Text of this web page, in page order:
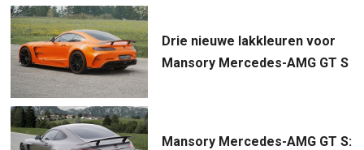
Drie nieuwe lakkleuren voor
Mansory Mercedes-AMG GT S
Mansory Mercedes-AMG GT S: